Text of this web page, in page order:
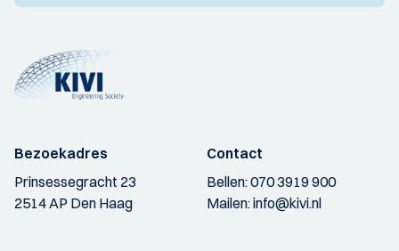
Bezoekadres
Prinsessegracht 23
2514 AP Den Haag
Contact
Bellen:070 3919 900
Mailen:info@kivi.nl